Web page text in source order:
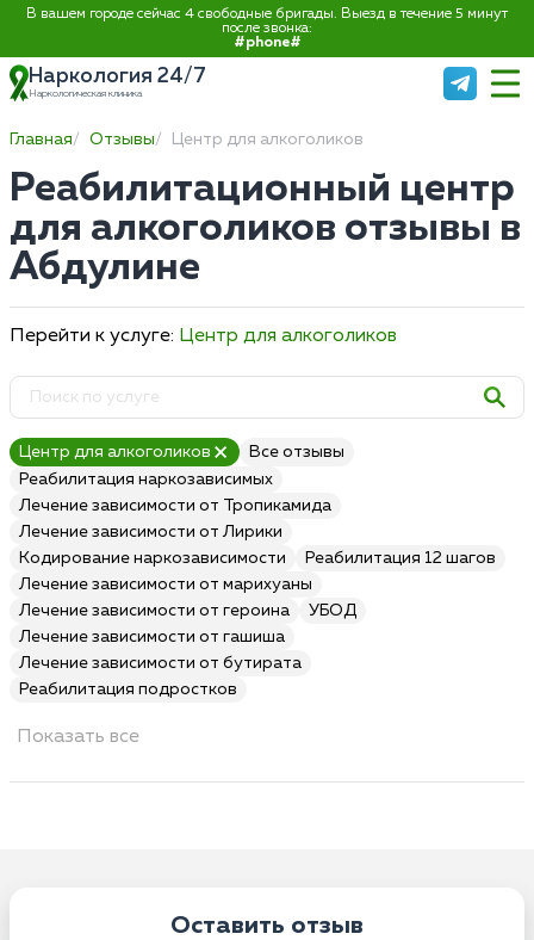
В вашем городе сейчас 4 свободные бригады. Выезд в течение 5 минут
после звонка:
#phone#
Наркология 24/7
Наркологическая клиника
Главная Отзывы Центр для алкоголиков
Реабилитационный центр
для алкоголиков отзывы в
Абдулине
Перейти к услуге: Центр для алкоголиков
Центр для алкоголиков
Все отзывы
Реабилитация наркозависимых
Лечение зависимости от Тропикамида
Лечение зависимости от Лирики
Кодирование наркозависимости
Реабилитация 12 шагов
Лечение зависимости от марихуаны
Лечение зависимости от героина
УБОД
Лечение зависимости от гашиша
Лечение зависимости от бутирата
Реабилитация подростков
Показать все
Оставить отзыв